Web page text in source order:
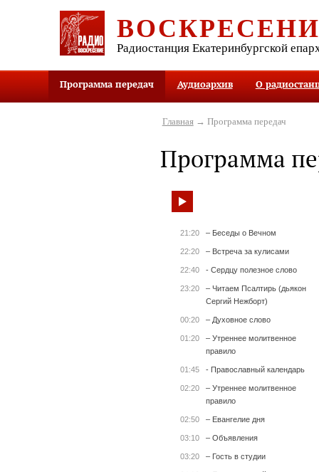
Радиостанция Екатеринбургской
Программа передач Аудиоархив О
Главная→ Программа передач
Программа
21:20 – Беседы о Вечном
22:20 – Встреча за кулисами
22:40 - Сердцу полезное слово
23:20
– Читаем Псалтирь (дьякон
Сергий Нежборт)
00:20 – Духовное слово
01:20
– Утреннее молитвенное
правило
01:45 - Православный календарь
02:20
– Утреннее молитвенное
правило
02:50 – Евангелие дня
03:10 – Объявления
03:20 – Гость в студии